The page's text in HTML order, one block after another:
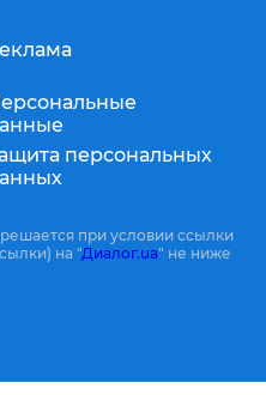
персональных
при условии ссылки
на "Диалог.ua" не ниже